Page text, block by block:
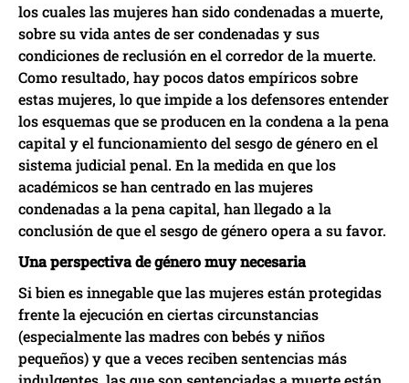
los cuales las mujeres han sido condenadas a muerte,
sobre su vida antes de ser condenadas y sus
condiciones de reclusión en el corredor de la muerte.
Como resultado, hay pocos datos empíricos sobre
estas mujeres, lo que impide a los defensores entender
los esquemas que se producen en la condena a la pena
capital y el funcionamiento del sesgo de género en el
sistema judicial penal. En la medida en que los
académicos se han centrado en las mujeres
condenadas a la pena capital, han llegado a la
conclusión de que el sesgo de género opera a su favor.
Una perspectiva de género muy necesaria
Si bien es innegable que las mujeres están protegidas
frente la ejecución en ciertas circunstancias
(especialmente las madres con bebés y niños
pequeños) y que a veces reciben sentencias más